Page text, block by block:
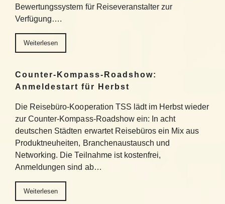
Bewertungssystem für Reiseveranstalter zur
Verfügung….
Weiterlesen
Counter-Kompass-Roadshow:
Anmeldestart für Herbst
Die Reisebüro-Kooperation TSS lädt im Herbst wieder
zur Counter-Kompass-Roadshow ein: In acht
deutschen Städten erwartet Reisebüros ein Mix aus
Produktneuheiten, Branchenaustausch und
Networking. Die Teilnahme ist kostenfrei,
Anmeldungen sind ab…
Weiterlesen